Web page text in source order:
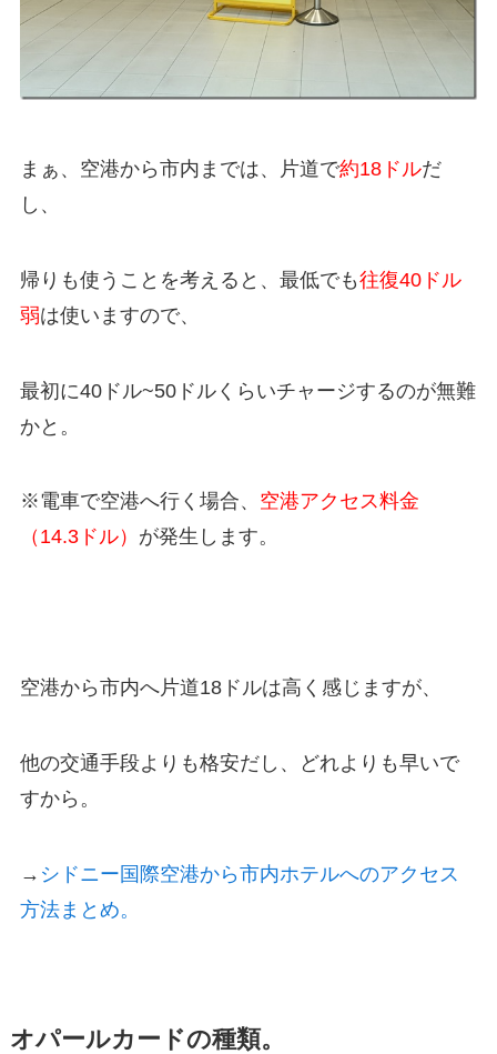
まぁ、空港から市内までは、片道で約18ドルだ
し、
帰りも使うことを考えると、最低でも往復40ドル
弱は使いますので、
最初に40ドル~50ドルくらいチャージするのが無難
かと。
※電車で空港へ行く場合、 空港アクセス料金
（14.3ドル） が発生します。
空港から市内へ片道18ドルは高く感じますが、
他の交通手段よりも格安だし、どれよりも早いで
すから。
→ シドニー国際空港から市内ホテルへのアクセス
方法まとめ。
オパールカードの種類。